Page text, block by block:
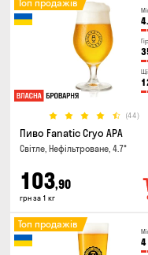
(44)
Топ продажів
Пиво Fanatic Cryo APA
Світле, Нефільтроване, 4.7°
103,90
грн за 1 кг
4
Топ продажів